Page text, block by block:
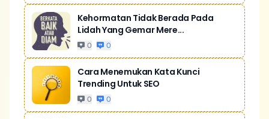
Kehormatan Tidak Berada Pada
Lidah Yang Gemar Mere...
0 0
Cara Menemukan Kata Kunci
Trending Untuk SEO
0 0